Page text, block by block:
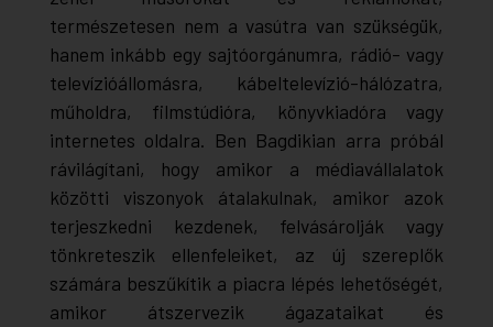
természetesen nem a vasútra van szükségük,
hanem inkább egy sajtóorgánumra, rádió- vagy
televízióállomásra, kábeltelevízió-hálózatra,
műholdra, filmstúdióra, könyvkiadóra vagy
internetes oldalra. Ben Bagdikian arra próbál
rávilágítani, hogy amikor a médiavállalatok
közötti viszonyok átalakulnak, amikor azok
terjeszkedni kezdenek, felvásárolják vagy
tönkreteszik ellenfeleiket, az új szereplők
számára beszűkítik a piacra lépés lehetőségét,
amikor átszervezik ágazataikat és